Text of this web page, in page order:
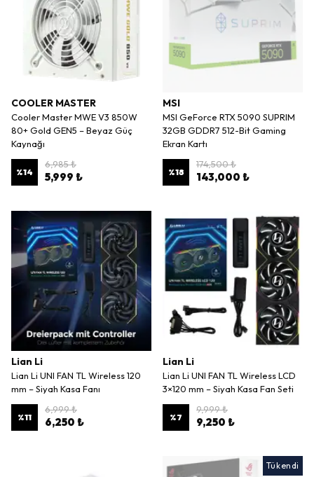
COOLER MASTER
Cooler Master MWE V3 850W
80+ Gold GEN5 – Beyaz Güç
Kaynağı
%14
6,985 ₺
5,999 ₺
MSI
MSI GeForce RTX 5090 SUPRIM
32GB GDDR7 512-Bit Gaming
Ekran Kartı
%18
174,500 ₺
143,000 ₺
Lian Li
Lian Li UNI FAN TL Wireless 120
mm – Siyah Kasa Fanı
%11
6,999 ₺
6,250 ₺
Lian Li
Lian Li UNI FAN TL Wireless LCD
3×120 mm – Siyah Kasa Fan Seti
%7
9,999 ₺
9,250 ₺
Tükendi